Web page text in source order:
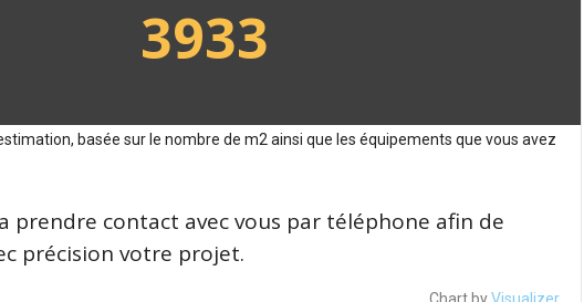
3933
basée sur le nombre de m2 ainsi que les équipements que vous avez
prendre contact avec vous par téléphone afin de
précision votre projet.
Chart byVisualizer